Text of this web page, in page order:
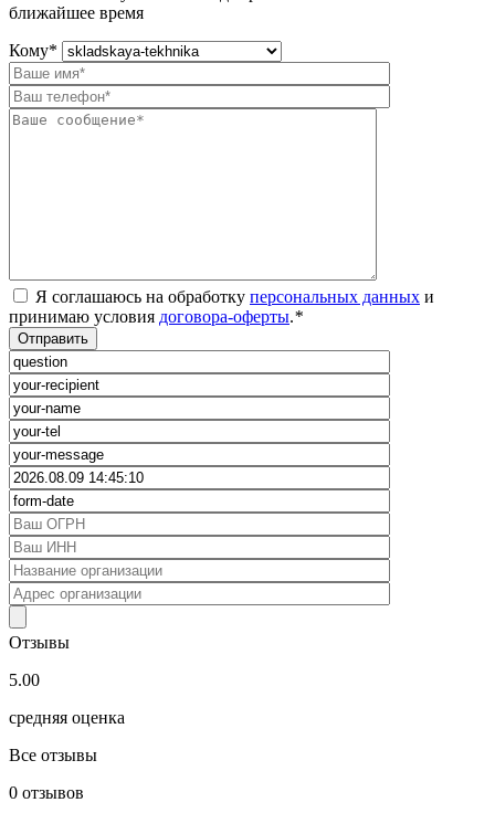
ближайшее время
Кому*
Я соглашаюсь на обработку персональных данных и
принимаю условия договора-оферты.*
Отзывы
5.00
средняя оценка
Все отзывы
0 отзывов